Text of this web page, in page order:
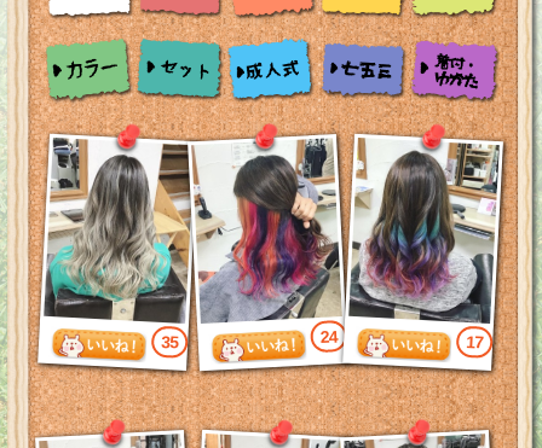
35 24 17